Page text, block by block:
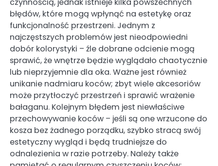
błędów, które mogą wpłynąć na estetykę oraz
funkcjonalność przestrzeni. Jednym z
najczęstszych problemów jest nieodpowiedni
dobór kolorystyki – źle dobrane odcienie mogą
sprawić, że wnętrze będzie wyglądało chaotycznie
lub nieprzyjemnie dla oka. Ważne jest również
unikanie nadmiaru koców; zbyt wiele akcesoriów
może przytłoczyć przestrzeń i sprawić wrażenie
bałaganu. Kolejnym błędem jest niewłaściwe
przechowywanie koców – jeśli są one wrzucone do
kosza bez żadnego porządku, szybko stracą swój
estetyczny wygląd i będą trudniejsze do
odnalezienia w razie potrzeby. Należy także